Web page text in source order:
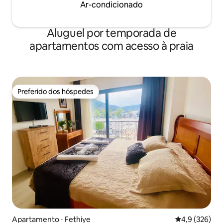
Ar-condicionado
Aluguel por temporada de
apartamentos com acesso à praia
Preferido dos hóspedes
Preferido dos hóspedes
Apartamento ⋅ Fethiye 4,9 de uma
4,9 (326)